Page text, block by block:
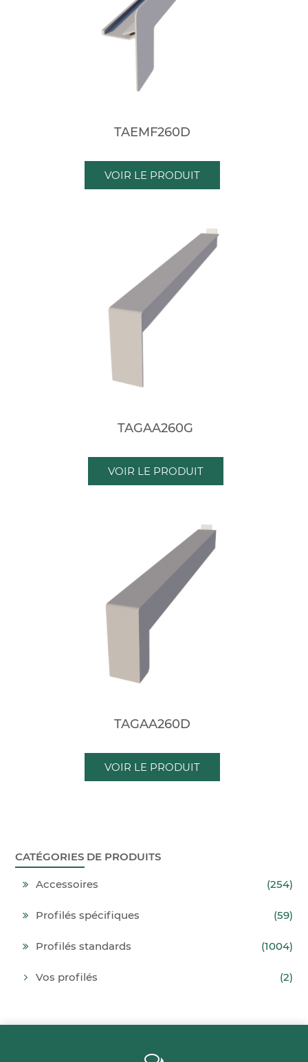
TAEMF260D
VOIR LE PRODUIT
TAGAA260G
VOIR LE PRODUIT
TAGAA260D
VOIR LE PRODUIT
CATÉGORIES DE PRODUITS
Accessoires (254)
Profilés spécifiques (59)
Profilés standards (1004)
Vos profilés (2)